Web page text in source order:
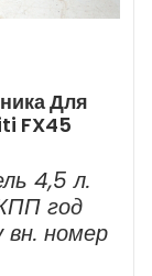
Для
FX45
4,5 л.
год
номер